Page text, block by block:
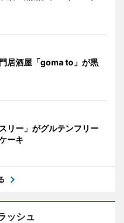
居酒屋「goma to」が黒
リー」がグルテンフリー
ーキ
ッシュ